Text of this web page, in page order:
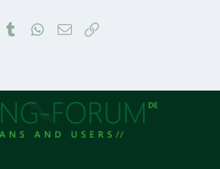
Pinterest
Tumblr WhatsApp
E-Mail